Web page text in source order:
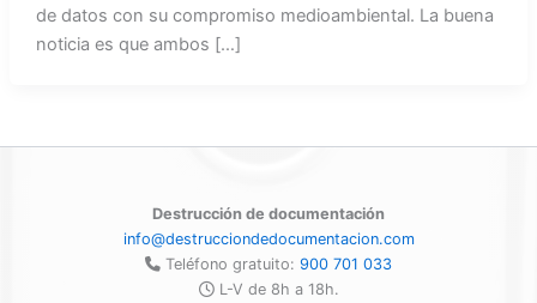
de datos con su compromiso medioambiental. La buena
noticia es que ambos […]
Destrucción de documentación
info@destrucciondedocumentacion.com
Teléfono gratuito: 900 701 033
L-V de 8h a 18h.